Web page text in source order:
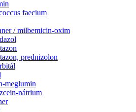
faecium
/ milbemicin-oxim
prednizolon
meglumin
nátrium